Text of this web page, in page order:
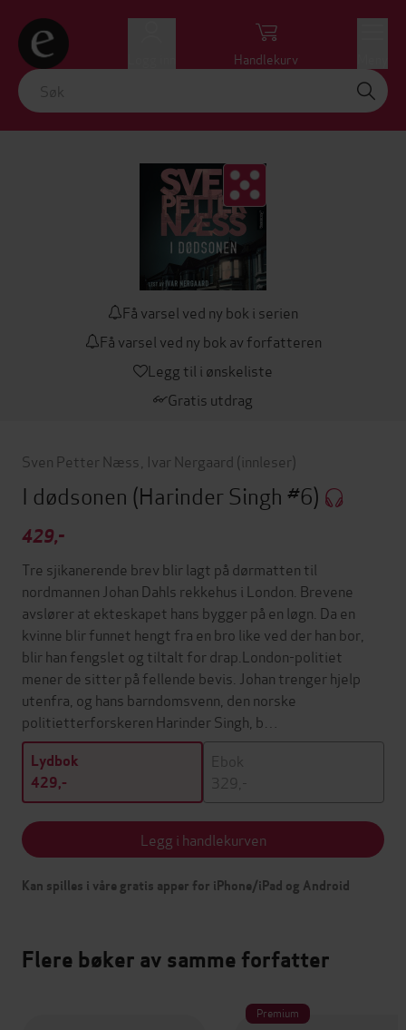
Handlekurv
Få varsel ved ny bok i serien
Få varsel ved ny bok av forfatteren
Legg til i ønskeliste
Gratis utdrag
Sven Petter Næss Ivar Nergaard (innleser)
I dødsonen (Harinder Singh #6)
429,-
Tre sjikanerende brev blir lagt på dørmatten til
nordmannen Johan Dahls rekkehus i London. Brevene
avslører at ekteskapet hans bygger på en løgn. Da en
kvinne blir funnet hengt fra en bro like ved der han bor,
blir han fengslet og tiltalt for drap.London-politiet
mener de sitter på fellende bevis. Johan trenger hjelp
utenfra, og hans barndomsvenn, den norske
politietterforskeren Harinder Singh, b…
Lydbok
429,-
Ebok
329,-
Legg i handlekurven
Kan spilles i våre gratis apper for iPhone/iPad og Android
Flere bøker av samme forfatter
Premium